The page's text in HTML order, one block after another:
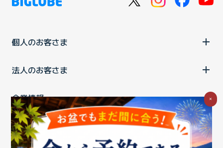
個人のお客さま
法人のお客さま
企業情報
ご利用中の方
×